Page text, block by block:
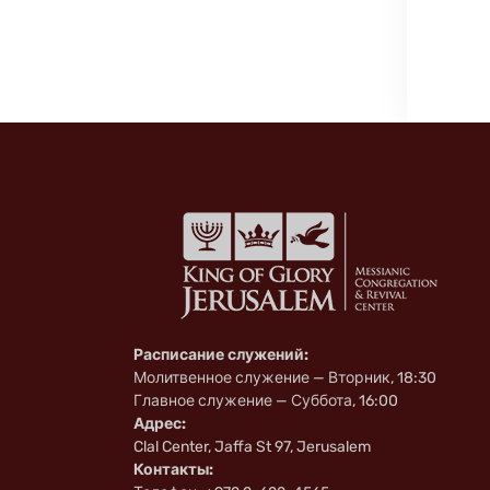
Расписание служений:
Молитвенное служение — Вторник, 18:30
Главное служение — Суббота, 16:00
Адрес:
Clal Center, Jaffa St 97, Jerusalem
Контакты: